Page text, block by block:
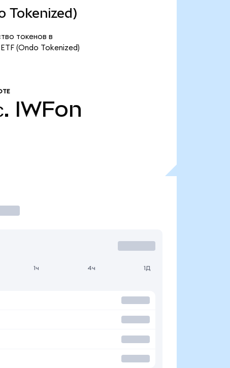
Tokenized)
токенов в
(Ondo Tokenized)
IWFon
1ч 4ч 1Д